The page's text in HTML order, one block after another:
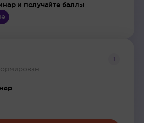
и получайте баллы
i